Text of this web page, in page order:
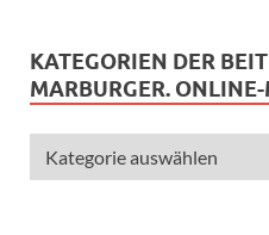
KATEGORIEN DER
MARBURGER.